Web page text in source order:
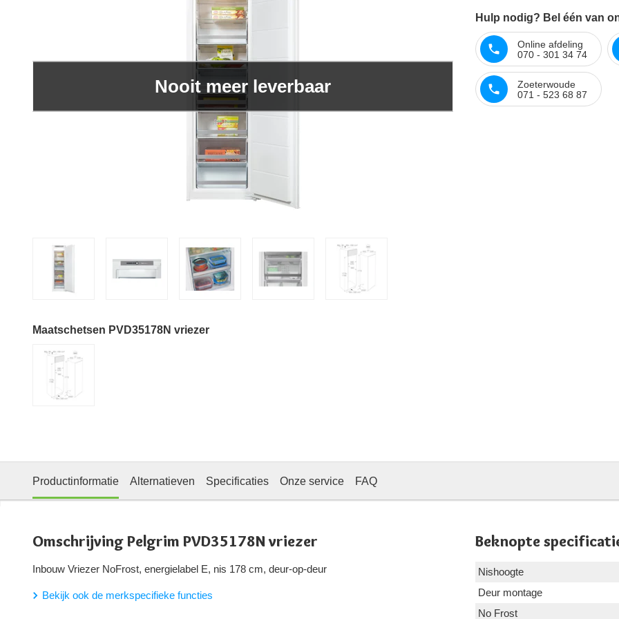
Nooit meer leverbaar
Maatschetsen PVD35178N vriezer
Hulp nodig? Bel één van
Online afdeling
070 - 301 34 74
Zoeterwoude
071 - 523 68 87
Productinformatie Alternatieven Specificaties Onze service FAQ
Omschrijving Pelgrim PVD35178N vriezer
Inbouw Vriezer NoFrost, energielabel E, nis 178 cm, deur-op-deur
Bekijk ook de merkspecifieke functies
Beknopte
Nishoogte
Deur montage
No Frost